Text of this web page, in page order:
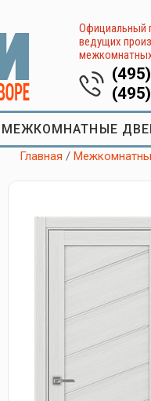
Официальный
ведущих
МЕЖКОМНАТНЫЕ
Главная /